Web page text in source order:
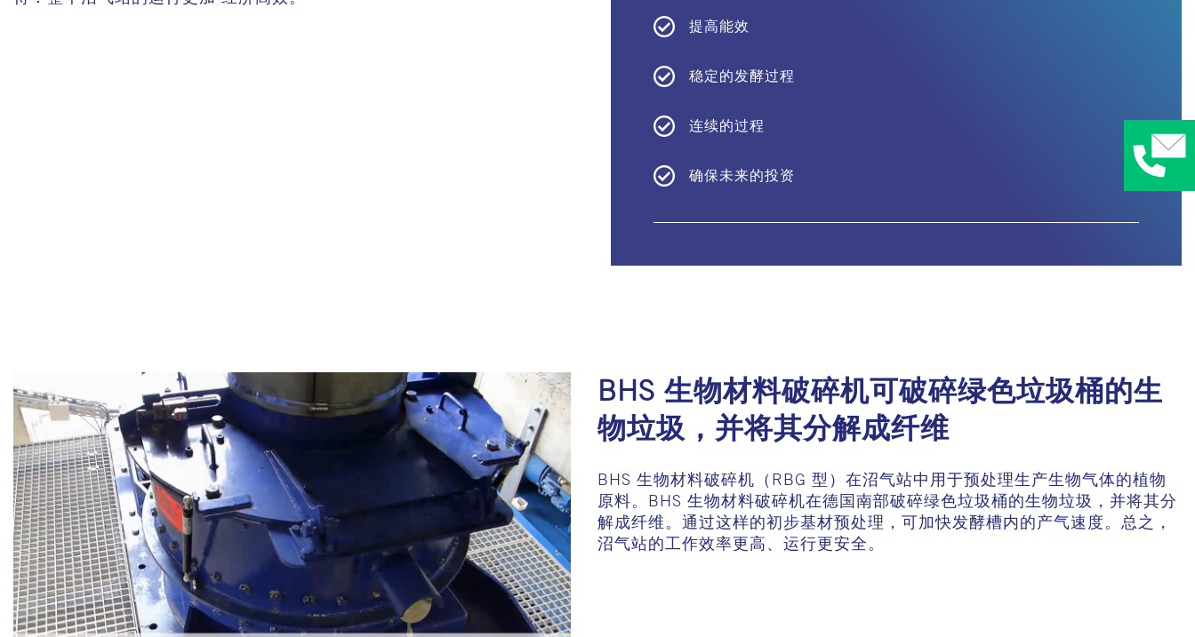
提高能效
稳定的发酵过程
连续的过程
确保未来的投资
BHS 生物材料破碎机可破碎绿色垃圾桶的生
物垃圾，并将其分解成纤维
BHS 生物材料破碎机（RBG 型）在沼气站中用于预处理生产生物气体的植物
原料。BHS 生物材料破碎机在德国南部破碎绿色垃圾桶的生物垃圾，并将其分
解成纤维。通过这样的初步基材预处理，可加快发酵槽内的产气速度。总之，
沼气站的工作效率更高、运行更安全。